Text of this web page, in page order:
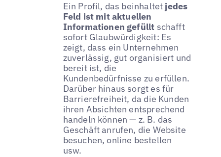
Ein Profil, das beinhaltet jedes
Feld ist mit aktuellen
Informationen gefüllt schafft
sofort Glaubwürdigkeit: Es
zeigt, dass ein Unternehmen
zuverlässig, gut organisiert und
bereit ist, die
Kundenbedürfnisse zu erfüllen.
Darüber hinaus sorgt es für
Barrierefreiheit, da die Kunden
ihren Absichten entsprechend
handeln können — z. B. das
Geschäft anrufen, die Website
besuchen, online bestellen
usw.